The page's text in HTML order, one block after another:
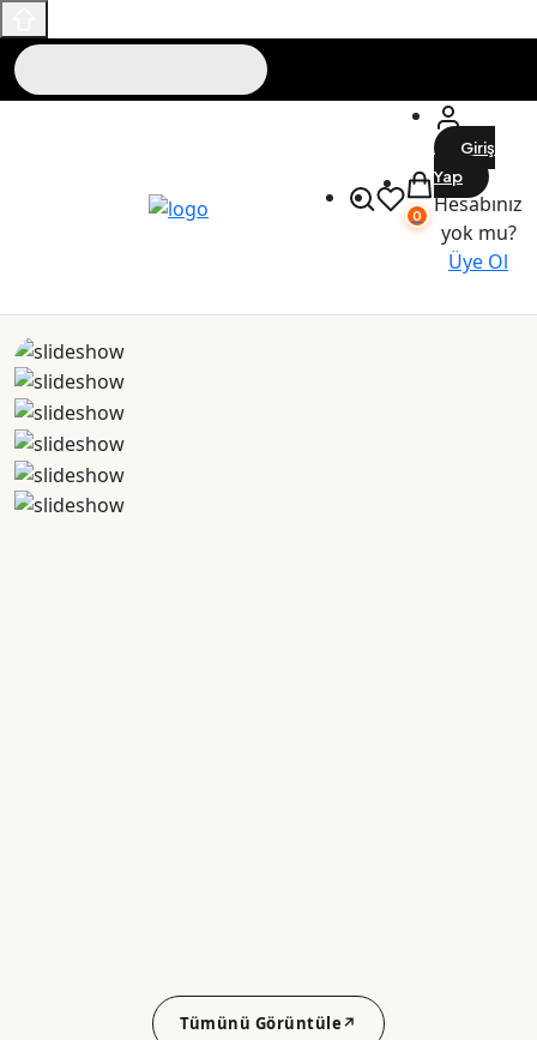
0
Giriş
Yap
Hesabınız
yok mu?
Üye Ol
Maslak Outlet
Tümünü Görüntüle↗